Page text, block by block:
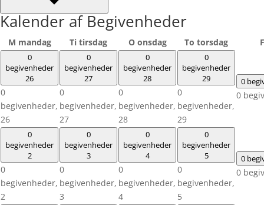
Kalender af Begivenheder
M mandag Ti tirsdag O onsdag To torsdag
0
begivenheder
26
0
begivenheder,
26
0
begivenheder
27
0
begivenheder,
27
0
begivenheder
28
0
begivenheder,
28
0
begivenheder
29
0
begivenheder,
29
0
0
0
begivenheder
2
0
begivenheder,
2
0
begivenheder
3
0
begivenheder,
3
0
begivenheder
4
0
begivenheder,
4
0
begivenheder
5
0
begivenheder,
5
0
0